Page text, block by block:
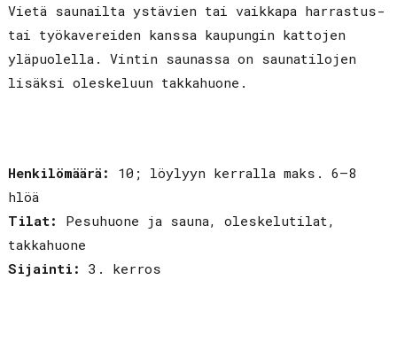
Vietä saunailta ystävien tai vaikkapa harrastus-
tai työkavereiden kanssa kaupungin kattojen
yläpuolella. Vintin saunassa on saunatilojen
lisäksi oleskeluun takkahuone.
Henkilömäärä:
10; löylyyn kerralla maks. 6–8
hlöä
Tilat:
Pesuhuone ja sauna, oleskelutilat,
takkahuone
Sijainti: 3. kerros